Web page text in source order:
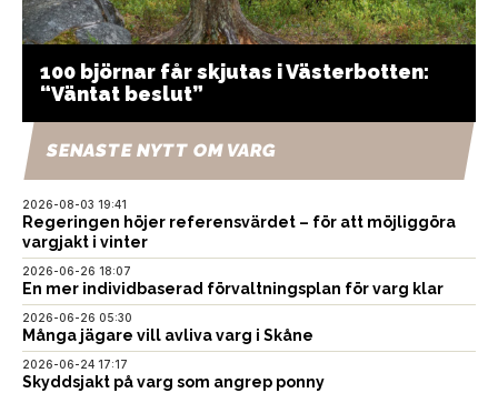
100 björnar får skjutas i Västerbotten:
“Väntat beslut”
SENASTE NYTT OM VARG
2026-08-03 19:41
Regeringen höjer referensvärdet – för att möjliggöra
vargjakt i vinter
2026-06-26 18:07
En mer individbaserad förvaltningsplan för varg klar
2026-06-26 05:30
Många jägare vill avliva varg i Skåne
2026-06-24 17:17
Skyddsjakt på varg som angrep ponny